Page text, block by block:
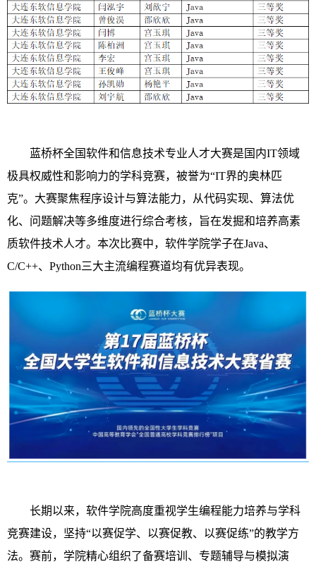
蓝桥杯全国软件和信息技术专业人才大赛是国内IT领域
极具权威性和影响力的学科竞赛，被誉为“IT界的奥林匹
克”。大赛聚焦程序设计与算法能力，从代码实现、算法优
化、问题解决等多维度进行综合考核，旨在发掘和培养高素
质软件技术人才。本次比赛中，软件学院学子在Java、
C/C++、Python三大主流编程赛道均有优异表现。
长期以来，软件学院高度重视学生编程能力培养与学科
竞赛建设，坚持“以赛促学、以赛促教、以赛促练”的教学方
法。赛前，学院精心组织了备赛培训、专题辅导与模拟演